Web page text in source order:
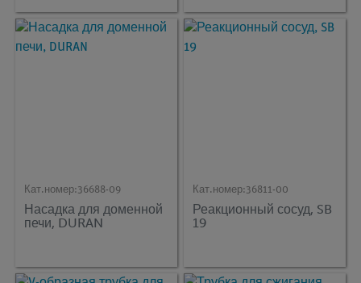
Кат.номер:36688-09
Насадка для доменной
печи, DURAN
Кат.номер:36811-00
Реакционный сосуд, SB
19